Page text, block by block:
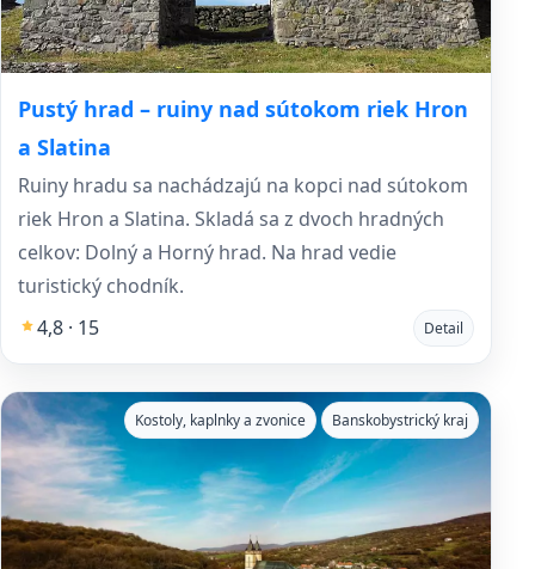
Pustý hrad – ruiny nad sútokom riek Hron
a Slatina
Ruiny hradu sa nachádzajú na kopci nad sútokom
riek Hron a Slatina. Skladá sa z dvoch hradných
celkov: Dolný a Horný hrad. Na hrad vedie
turistický chodník.
4,8 · 15
Detail
Kostoly, kaplnky a zvonice Banskobystrický kraj